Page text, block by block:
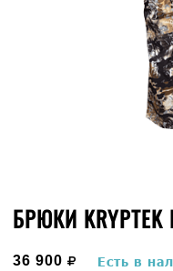
БРЮКИ KRYPTEK
36 900 руб.
Есть в